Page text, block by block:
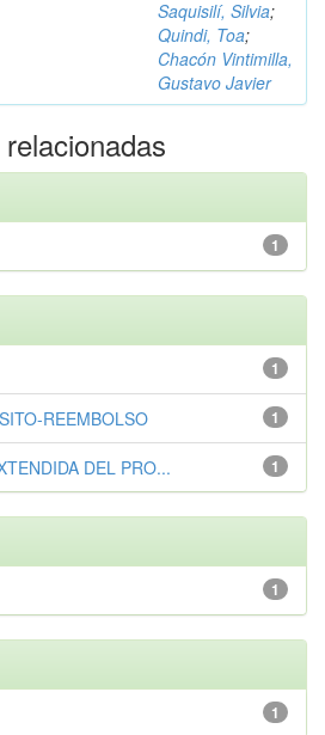
Saquisilí, Silvia;
Quindi, Toa;
Chacón Vintimilla,
Gustavo Javier
1
1
1
REEMBOLSO
1
DEL PRO...
1
1